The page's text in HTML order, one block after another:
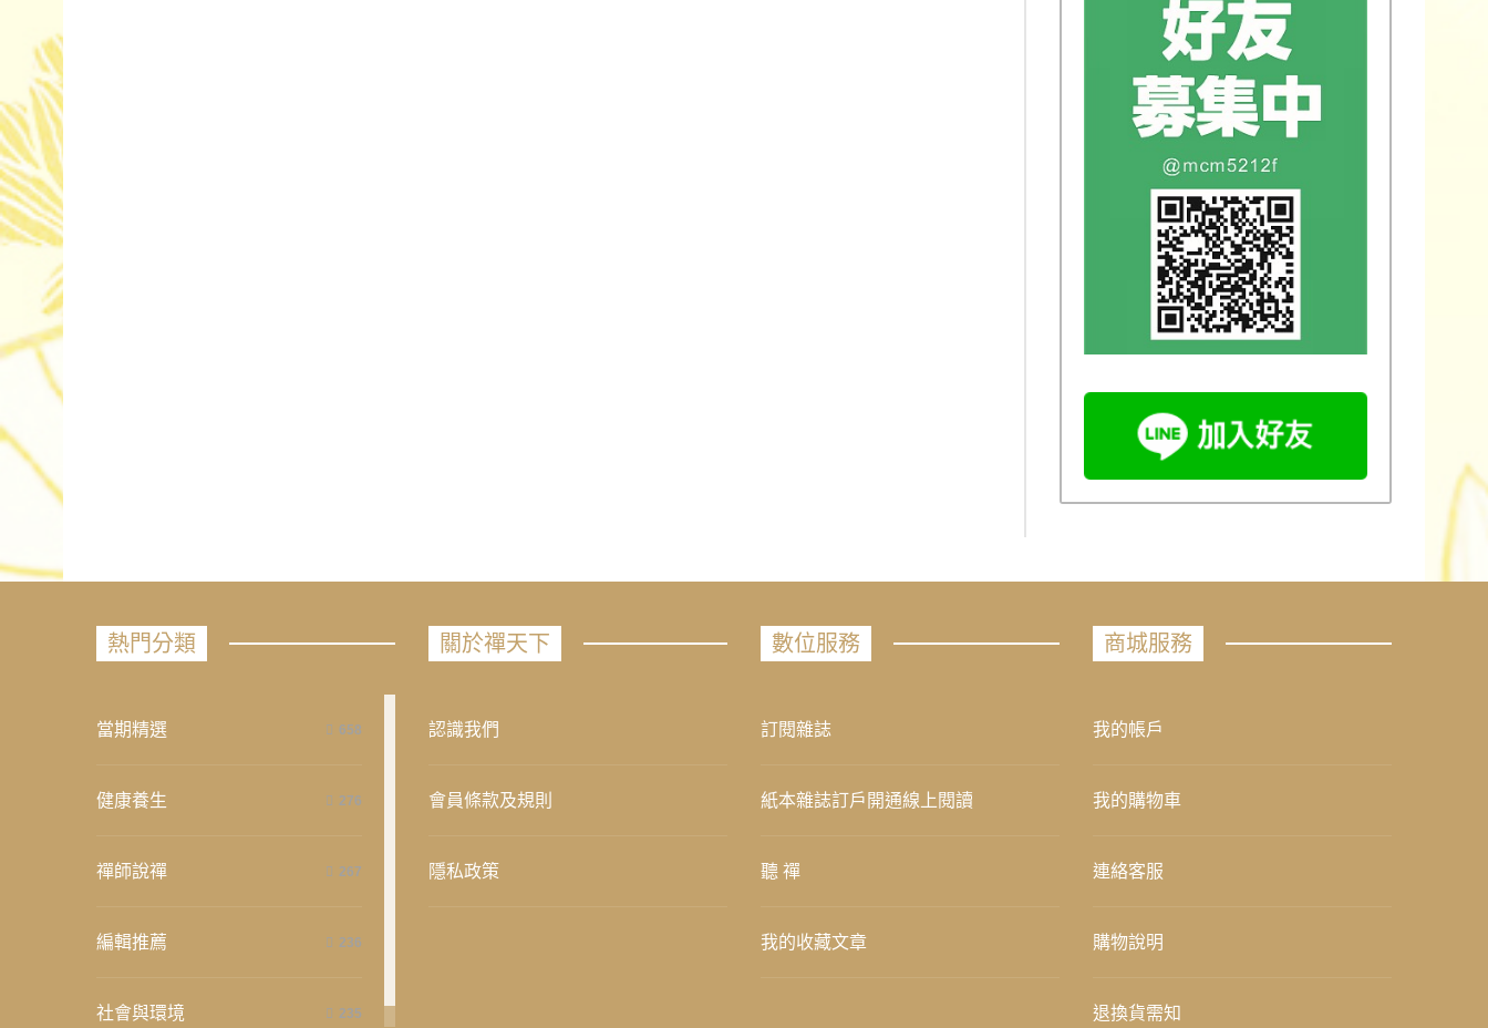
熱門分類
當期精選 658
健康養生 276
禪師說禪 267
編輯推薦 236
社會與環境 235
關於禪天下
認識我們
會員條款及規則
隱私政策
數位服務
訂閱雜誌
紙本雜誌訂戶開通線上閱讀
聽 禪
我的收藏文章
商城服務
我的帳戶
我的購物車
連絡客服
購物說明
退換貨需知